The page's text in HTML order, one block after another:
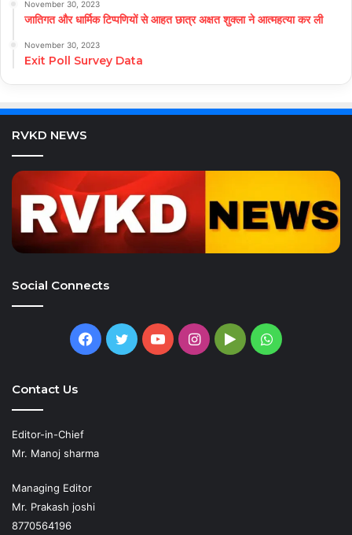
November 30, 2023
जातिगत और धार्मिक टिप्पणियों से आहत छात्र अक्षत शुक्ला ने आत्महत्या कर ली
November 30, 2023
Exit Poll Survey Data
RVKD NEWS
Social Connects
Facebook
TwitterYouTubeInstagram
GoogleWhatsApp
Contact Us
Editor-in-Chief
Mr. Manoj sharma
Managing Editor
Mr. Prakash joshi
8770564196